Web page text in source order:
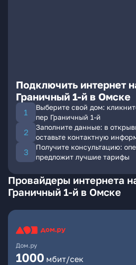
Подключить интернет
Граничный 1-й в Омске
Выберите свой дом:
пер Граничный 1-й
Заполните данные: в
оставьте контактную
Получите консультацию:
предложит лучшие тарифы
Провайдеры интернета
Граничный 1-й в Омске
Дом.ру
1000 мбит/сек